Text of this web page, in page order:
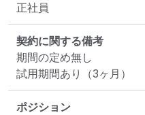
正社員
契約に関する備考
期間の定め無し
試用期間あり（3ヶ月）
ポジション